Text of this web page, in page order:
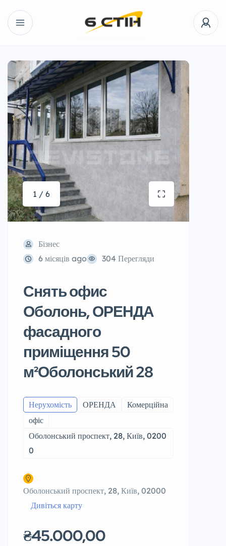
1 / 6
Бізнес
6 місяців ago
304 Перегляди
Снять офис
Оболонь, ОРЕНДА
фасадного
приміщення 50
м²Оболонський 28
Нерухомість ОРЕНДА
Комерційна
офіс
Оболонський проспект, 28, Київ, 0200
0
Оболонський проспект, 28, Київ, 02000
Дивіться карту
₴45.000,00